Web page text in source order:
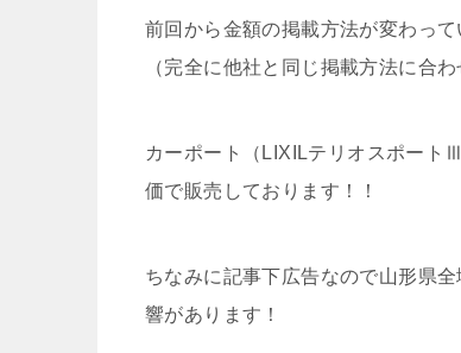
前回から金額の掲載方法が変わっ
（完全に他社と同じ掲載方法に合わ
カーポート（LIXILテリオスポート
価で販売しております！！
ちなみに記事下広告なので山形県
響があります！